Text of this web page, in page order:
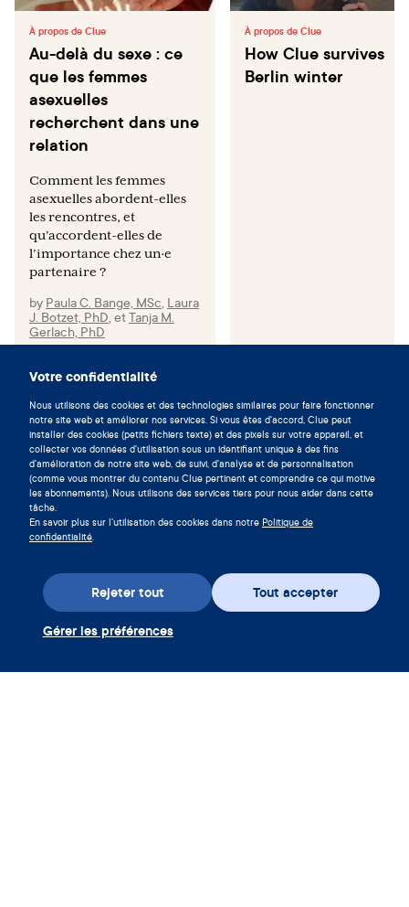
Votre confidentialité
Nous utilisons des cookies et des technologies similaires pour faire fonctionner
notre site web et améliorer nos services. Si vous êtes d'accord, Clue peut
installer des cookies (petits fichiers texte) et des pixels sur votre appareil, et
collecter vos données d'utilisation sous un identifiant unique à des fins
d'amélioration de notre site web, de suivi, d'analyse et de personnalisation
(comme vous montrer du contenu Clue pertinent et comprendre ce qui motive
les abonnements). Nous utilisons des services tiers pour nous aider dans cette
tâche.
En savoir plus sur l'utilisation des cookies dans notre Politique de
confidentialité.
Tout accepter
Rejeter tout
Gérer les préférences
À propos de Clue
Au-delà du sexe : ce
que les femmes
asexuelles
recherchent dans une
relation
Comment les femmes
asexuelles abordent-elles
les rencontres, et
qu’accordent-elles de
l’importance chez un·e
partenaire ?
by Paula C. Bange, MSc, Laura
J. Botzet, PhD, etTanja M.
Gerlach, PhD
À propos de Clue
How Clue survives
Berlin winter
Vivez en symbiose avec votre
cycle en téléchargeant l'app Clue
maintenant.
Télécharger Clue